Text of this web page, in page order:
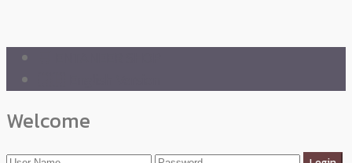
Welcome